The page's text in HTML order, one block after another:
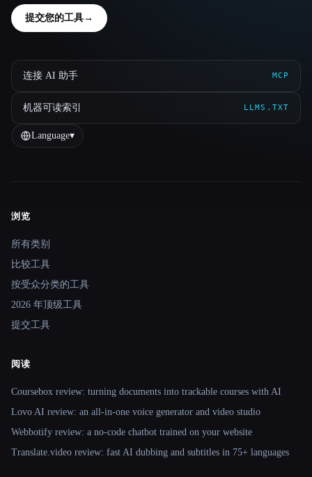
提交您的工具→
连接 AI 助手 MCP
机器可读索引 LLMS.TXT
Language▾
Site navigation
浏览
所有类别
比较工具
按受众分类的工具
2026 年顶级工具
提交工具
阅读
Coursebox review: turning documents into trackable courses with AI
Lovo AI review: an all-in-one voice generator and video studio
Webbotify review: a no-code chatbot trained on your website
Translate.video review: fast AI dubbing and subtitles in 75+ languages